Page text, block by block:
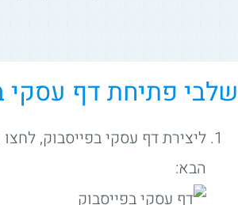
שלבי פתיחת דף עסקי
ליצירת דף עסקי בפייסבוק,
הבא: